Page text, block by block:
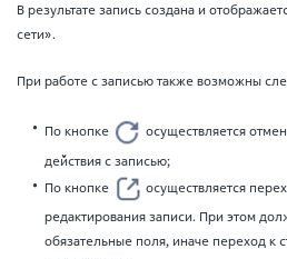
В результате запись создана и
сети».
При работе с записью также возможны
По кнопке
осуществляется
действия с записью;
По кнопке
осуществляется
редактирования записи. При этом
обязательные поля, иначе переход к